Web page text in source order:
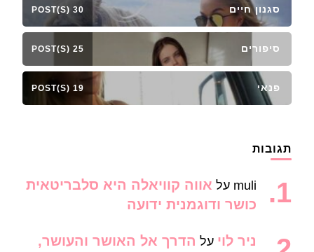
סגנון חיים 30 POST(S)
סיפורים 25 POST(S)
פנאי 19 POST(S)
תגובות
muli על אווה קוויאלה היא סלבריטאית
כושר ודוגמנית ידועה
ניר לוי על הדרך אל האושר והעושר,